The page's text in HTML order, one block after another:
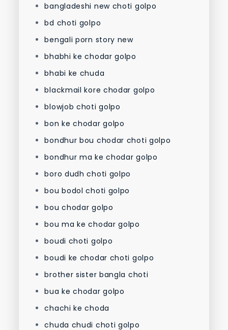
bangladeshi new choti golpo
bd choti golpo
bengali porn story new
bhabhi ke chodar golpo
bhabi ke chuda
blackmail kore chodar golpo
blowjob choti golpo
bon ke chodar golpo
bondhur bou chodar choti golpo
bondhur ma ke chodar golpo
boro dudh choti golpo
bou bodol choti golpo
bou chodar golpo
bou ma ke chodar golpo
boudi choti golpo
boudi ke chodar choti golpo
brother sister bangla choti
bua ke chodar golpo
chachi ke choda
chuda chudi choti golpo